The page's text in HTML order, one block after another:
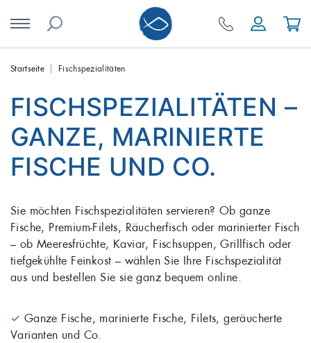
Skip
content
Startseite Fischspezialitäten
FISCHSPEZIALITÄTEN –
GANZE, MARINIERTE
FISCHE UND CO.
Sie möchten Fischspezialitäten servieren? Ob ganze
Fische, Premium-Filets, Räucherfisch oder marinierter Fisch
– ob Meeresfrüchte, Kaviar, Fischsuppen, Grillfisch oder
tiefgekühlte Feinkost – wählen Sie Ihre Fischspezialität
aus und bestellen Sie sie ganz bequem online.
✓ Ganze Fische, marinierte Fische, Filets, geräucherte
Varianten und Co.